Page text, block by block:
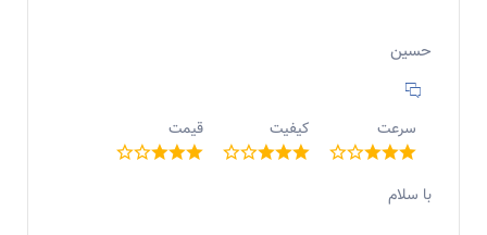
حسین
سرعت کیفیت قیمت
با سلام